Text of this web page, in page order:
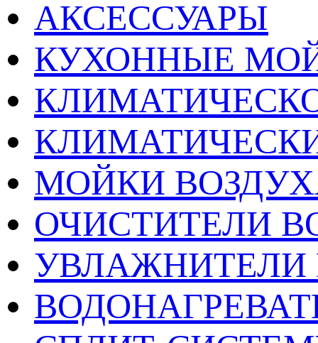
АКСЕССУАРЫ
КУХОННЫЕ
МОЙКИ
ОЧИСТИТЕЛИ
УВЛАЖНИТЕЛИ